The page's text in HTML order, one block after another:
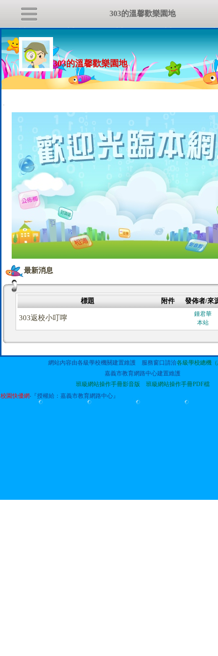
303的溫馨歡樂園地
:::
最新消息
標題 附件 發佈者/來
303返校小叮嚀
鍾君華
本站
網站內容由各級學校機關建置維護 服務窗口請洽各級學校總機
嘉義市教育網路中心建置維護
班級網站操作手冊影音版
班級網站操作手冊PDF檔
校園快優網‧『授權給：嘉義市教育網路中心』
303的溫馨歡樂園地